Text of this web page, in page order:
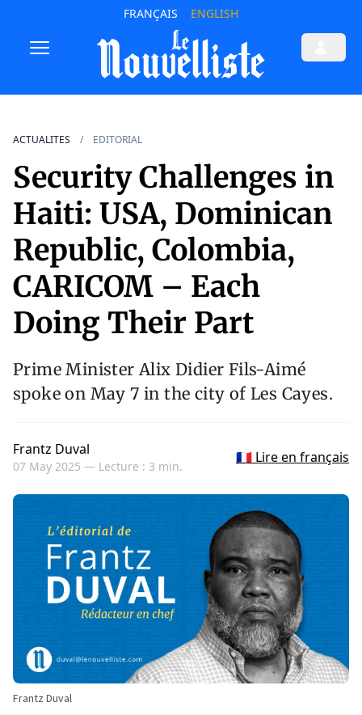
FRANÇAIS ENGLISH
ACTUALITES EDITORIAL
Security Challenges in
Haiti: USA, Dominican
Republic, Colombia,
CARICOM – Each
Doing Their Part
Prime Minister Alix Didier Fils-Aimé
spoke on May 7 in the city of Les Cayes.
Frantz Duval
07 May 2025 — Lecture : 3 min.
🇫🇷 Lire en français
Frantz Duval